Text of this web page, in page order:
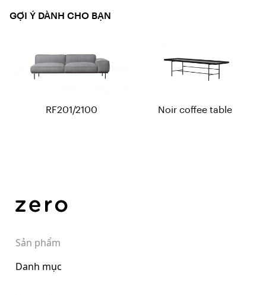
GỢI Ý DÀNH CHO BẠN
RF201/2100 Noir coffee table
Sản phẩm
Danh mục